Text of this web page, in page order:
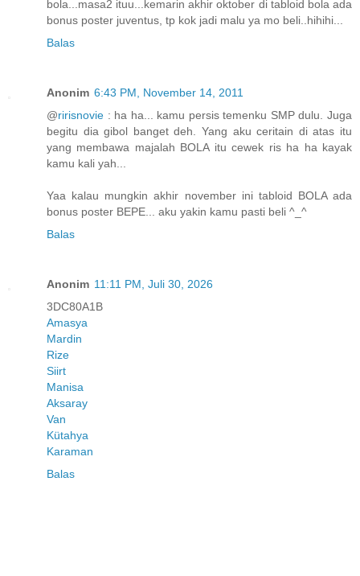
bola...masa2 ituu...kemarin akhir oktober di tabloid bola ada
bonus poster juventus, tp kok jadi malu ya mo beli..hihihi...
Balas
Anonim 6:43 PM, November 14, 2011
@ririsnovie : ha ha... kamu persis temenku SMP dulu. Juga
begitu dia gibol banget deh. Yang aku ceritain di atas itu
yang membawa majalah BOLA itu cewek ris ha ha kayak
kamu kali yah...
Yaa kalau mungkin akhir november ini tabloid BOLA ada
bonus poster BEPE... aku yakin kamu pasti beli ^_^
Balas
Anonim 11:11 PM, Juli 30, 2026
3DC80A1B
Amasya
Mardin
Rize
Siirt
Manisa
Aksaray
Van
Kütahya
Karaman
Balas